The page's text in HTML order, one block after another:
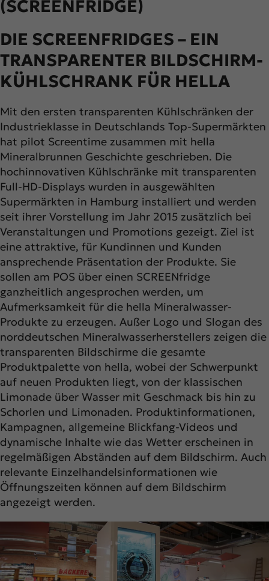
(SCREENFRIDGE)
DIE SCREENFRIDGES – EIN
TRANSPARENTER BILDSCHIRM-
KÜHLSCHRANK FÜR HELLA
Mit den ersten transparenten Kühlschränken der
Industrieklasse in Deutschlands Top-Supermärkten
hat pilot Screentime zusammen mit hella
Mineralbrunnen Geschichte geschrieben. Die
hochinnovativen Kühlschränke mit transparenten
Full-HD-Displays wurden in ausgewählten
Supermärkten in Hamburg installiert und werden
seit ihrer Vorstellung im Jahr 2015 zusätzlich bei
Veranstaltungen und Promotions gezeigt. Ziel ist
eine attraktive, für Kundinnen und Kunden
ansprechende Präsentation der Produkte. Sie
sollen am POS über einen SCREENfridge
ganzheitlich angesprochen werden, um
Aufmerksamkeit für die hella Mineralwasser-
Produkte zu erzeugen. Außer Logo und Slogan des
norddeutschen Mineralwasserherstellers zeigen die
transparenten Bildschirme die gesamte
Produktpalette von hella, wobei der Schwerpunkt
auf neuen Produkten liegt, von der klassischen
Limonade über Wasser mit Geschmack bis hin zu
Schorlen und Limonaden. Produktinformationen,
Kampagnen, allgemeine Blickfang-Videos und
dynamische Inhalte wie das Wetter erscheinen in
regelmäßigen Abständen auf dem Bildschirm. Auch
relevante Einzelhandelsinformationen wie
Öffnungszeiten können auf dem Bildschirm
angezeigt werden.